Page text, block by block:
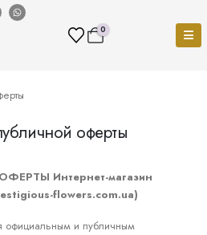
0
оферты
Интернет-магазин
flowers.com.ua)
официальным и публичным